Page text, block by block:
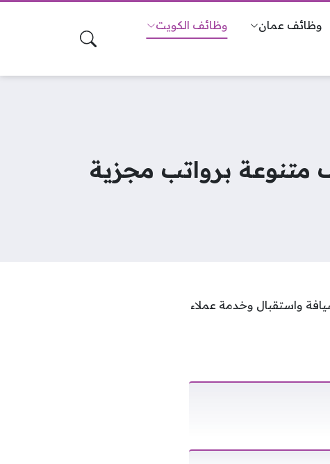
وظائف عمان
وظائف الكويت
برواتب مجزية
واستقبال وخدمة عملاء